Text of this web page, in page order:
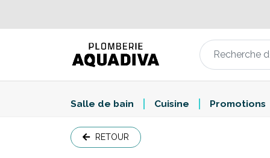
Salle de bain Cuisine Promotions
RETOUR